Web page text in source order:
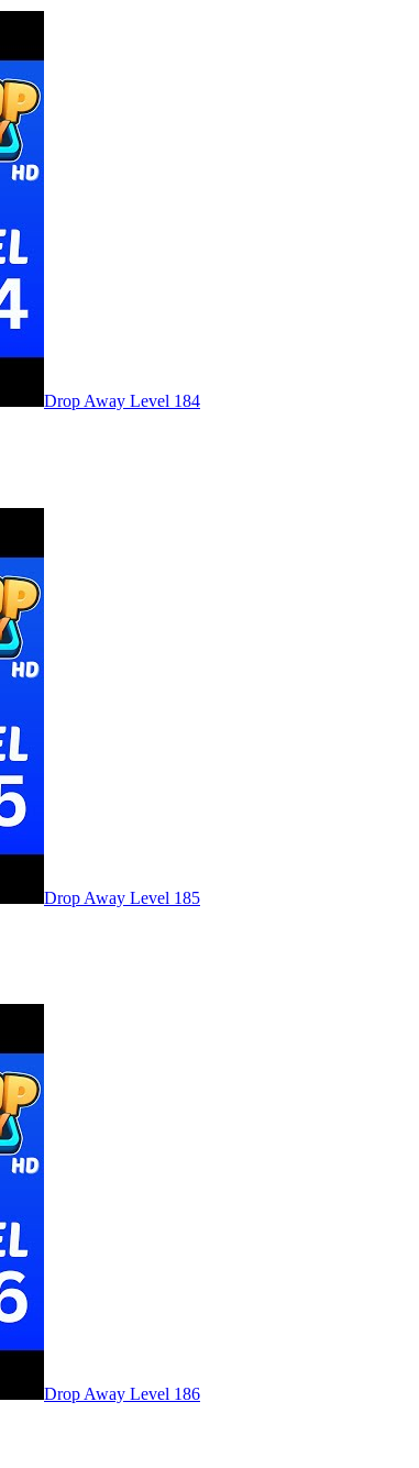
Level 184
Level 185
Level 186